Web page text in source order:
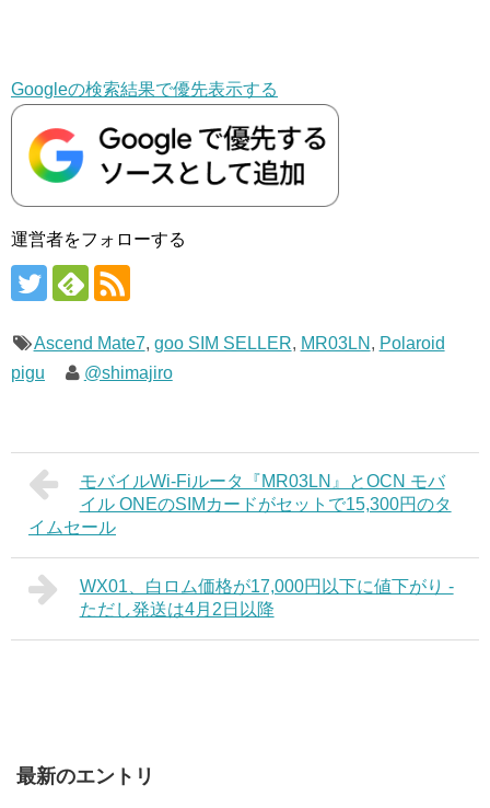
Googleの検索結果で優先表示する
運営者をフォローする
Ascend Mate7, goo SIM SELLER, MR03LN , Polaroid
pigu
@shimajiro
モバイルWi-Fiルータ『MR03LN』とOCN モバ
イル ONEのSIMカードがセットで15,300円のタ
イムセール
WX01、白ロム価格が17,000円以下に値下がり -
ただし発送は4月2日以降
最新のエントリ